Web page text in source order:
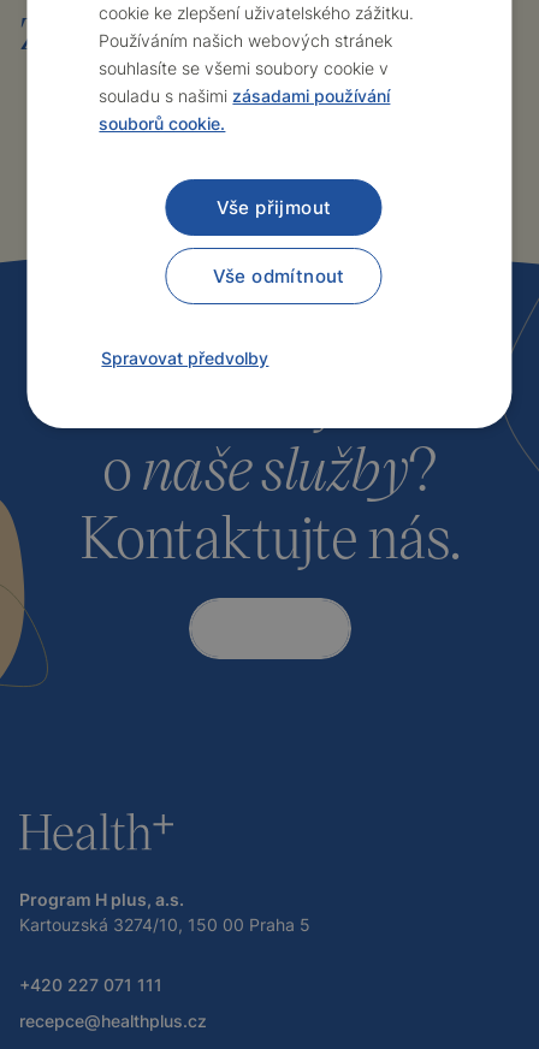
Zájmy
bodybuilding, fitness - soutěžní úroveň, trenérství,
inline brusle, cestování, gastronomie
onaše služby?
Kontaktujte nás.
Program H plus, a.s.
Kartouzská 3274/10, 150 00 Praha 5
+420 227 071 111
recepce@healthplus.cz
cookie ke zlepšení uživatelského zážitku.
Používáním našich webových stránek
souhlasíte se všemi soubory cookie v
souladu s našimi zásadami používání
souborů cookie.
Vše přijmout
Vše odmítnout
Spravovat předvolby